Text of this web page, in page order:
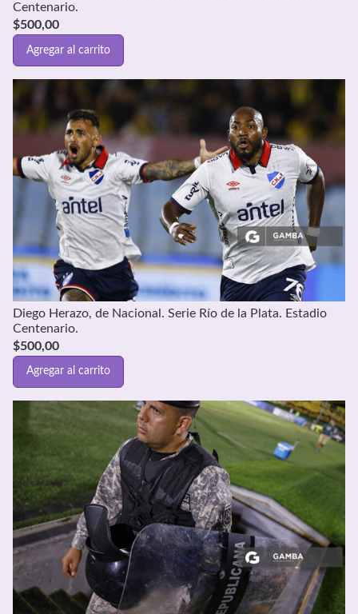
Centenario.
$500,00
Agregar al carrito
Diego Herazo, de Nacional. Serie Río de la Plata. Estadio
Centenario.
$500,00
Agregar al carrito